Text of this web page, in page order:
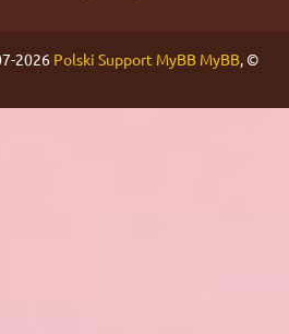
2026 Polski Support MyBB MyBB, ©